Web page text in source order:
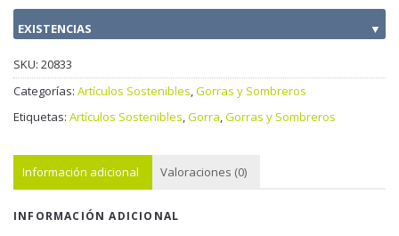
EXISTENCIAS ▼
SKU: 20833
Categorías: Artículos Sostenibles,Gorras y Sombreros
Etiquetas: Artículos Sostenibles,Gorra,Gorras y Sombreros
Información adicional Valoraciones (0)
INFORMACIÓN ADICIONAL